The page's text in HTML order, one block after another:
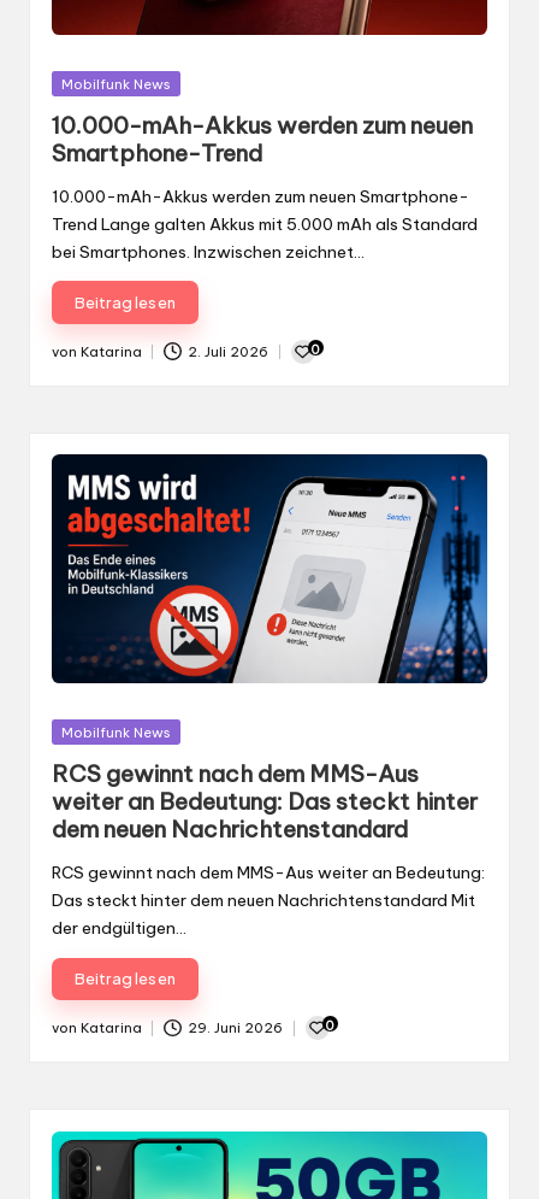
Gepostet
Mobilfunk News
10.000-mAh-Akkus werden zum neuen
Smartphone-Trend
10.000-mAh-Akkus werden zum neuen Smartphone-
Trend Lange galten Akkus mit 5.000 mAh als Standard
bei Smartphones. Inzwischen zeichnet…
Beitrag lesen
Gepostet
von Katarina 2. Juli 2026 0
Gepostet
Mobilfunk News
RCS gewinnt nach dem MMS-Aus
weiter an Bedeutung: Das steckt hinter
dem neuen Nachrichtenstandard
RCS gewinnt nach dem MMS-Aus weiter an Bedeutung:
Das steckt hinter dem neuen Nachrichtenstandard Mit
der endgültigen…
Beitrag lesen
von Katarina 29. Juni 2026 0